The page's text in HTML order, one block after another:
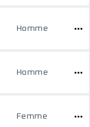
Homme
Homme
Femme